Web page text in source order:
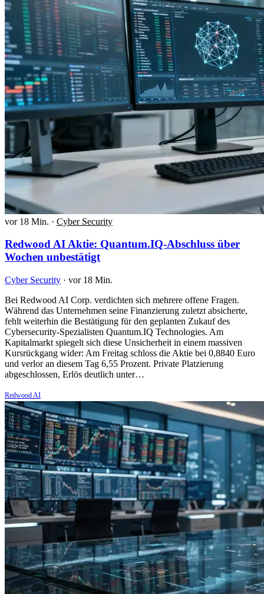
vor 18 Min. · Cyber Security
Redwood AI Aktie: Quantum.IQ-Abschluss über
Wochen unbestätigt
Cyber Security · vor 18 Min.
Bei Redwood AI Corp. verdichten sich mehrere offene Fragen.
Während das Unternehmen seine Finanzierung zuletzt absicherte,
fehlt weiterhin die Bestätigung für den geplanten Zukauf des
Cybersecurity-Spezialisten Quantum.IQ Technologies. Am
Kapitalmarkt spiegelt sich diese Unsicherheit in einem massiven
Kursrückgang wider: Am Freitag schloss die Aktie bei 0,8840 Euro
und verlor an diesem Tag 6,55 Prozent. Private Platzierung
abgeschlossen, Erlös deutlich unter…
Redwood AI